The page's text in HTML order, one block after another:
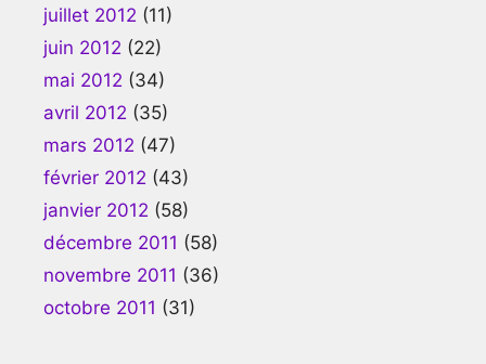
juillet 2012 (11)
juin 2012 (22)
mai 2012 (34)
avril 2012 (35)
mars 2012 (47)
février 2012 (43)
janvier 2012 (58)
décembre 2011 (58)
novembre 2011 (36)
octobre 2011 (31)